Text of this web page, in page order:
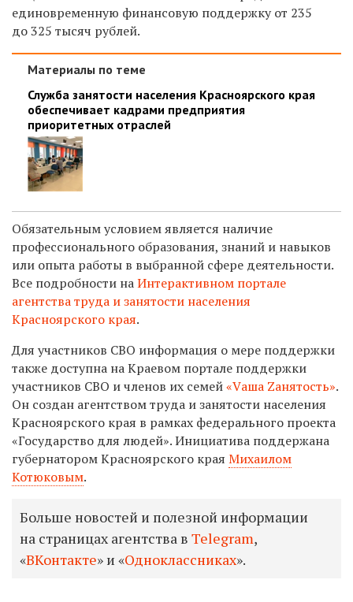
единовременную финансовую поддержку от 235
до 325 тысяч рублей.
Материалы по теме
Служба занятости населения Красноярского края
обеспечивает кадрами предприятия
приоритетных отраслей
Обязательным условием является наличие
профессионального образования, знаний и навыков
или опыта работы в выбранной сфере деятельности.
Все подробности наИнтерактивном портале
агентства труда и занятости населения
Красноярского края.
Для участников СВО информация о мере поддержки
также доступна на Краевом портале поддержки
участников СВО и членов их семей«Vаша Zанятость».
Он создан агентством труда и занятости населения
Красноярского края в рамках федерального проекта
«Государство для людей». Инициатива поддержана
губернатором Красноярского края Михаилом
Котюковым.
Больше новостей и полезной информации
на страницах агентства в Telegram,
«ВКонтакте» и «Одноклассниках».